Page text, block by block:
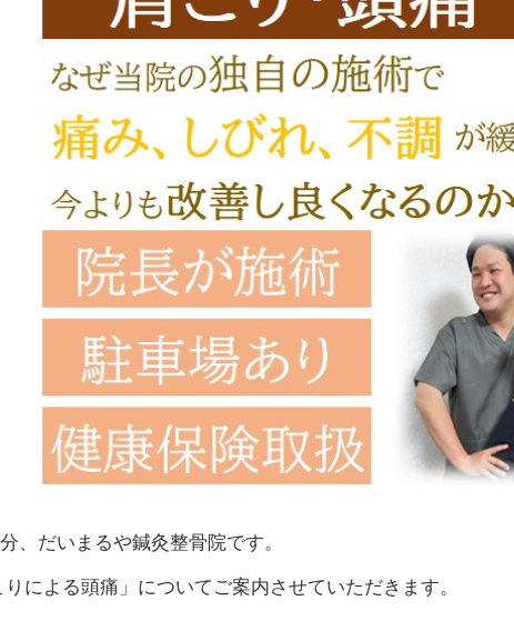
、だいまるや鍼灸整骨院です。
による頭痛」についてご案内させていただきます。